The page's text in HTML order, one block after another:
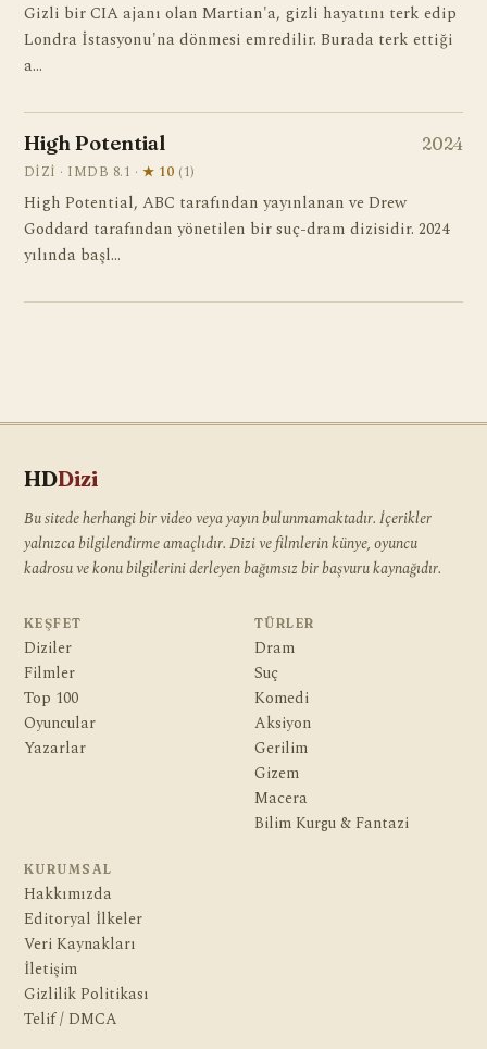
Gizli bir CIA ajanı olan Martian'a, gizli hayatını terk edip
Londra İstasyonu'na dönmesi emredilir. Burada terk ettiği
a…
High Potential 2024
DIZI · IMDB 8.1 · ★ 10 (1)
High Potential, ABC tarafından yayınlanan ve Drew
Goddard tarafından yönetilen bir suç-dram dizisidir. 2024
yılında başl…
HDDizi
Bu sitede herhangi bir video veya yayın bulunmamaktadır. İçerikler
yalnızca bilgilendirme amaçlıdır. Dizi ve filmlerin künye, oyuncu
kadrosu ve konu bilgilerini derleyen bağımsız bir başvuru kaynağıdır.
KEŞFET
Diziler
Filmler
Top 100
Oyuncular
Yazarlar
TÜRLER
Dram
Suç
Komedi
Aksiyon
Gerilim
Gizem
Macera
Bilim Kurgu & Fantazi
KURUMSAL
Hakkımızda
Editoryal İlkeler
Veri Kaynakları
İletişim
Gizlilik Politikası
Telif / DMCA